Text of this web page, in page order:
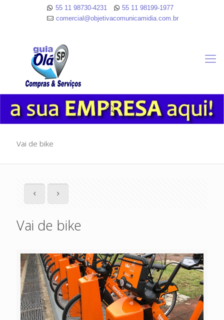
55 11 98730-4231
55 11 98199-1977
comercial@objetivacomunicamidia.com.br
Vai de bike
Vai de bike